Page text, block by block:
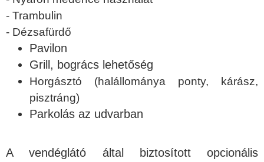
- Trambulin
- Dézsafürdő
Pavilon
Grill, bogrács lehetőség
Horgásztó (halállománya ponty, kárász,
pisztráng)
Parkolás az udvarban
A vendéglátó által biztosított opcionális